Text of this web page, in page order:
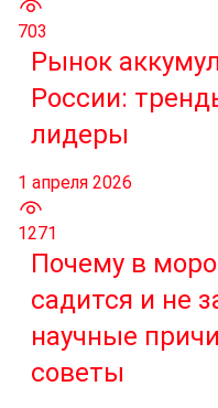
703
Рынок
России:
лидеры
1 апреля 2026
1271
Почему в
садится и не
научные
советы